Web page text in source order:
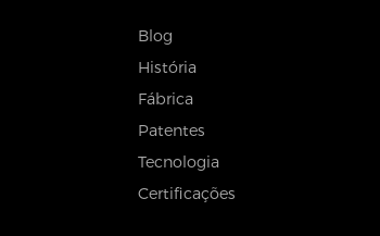
Blog
História
Fábrica
Patentes
Tecnologia
Certificações